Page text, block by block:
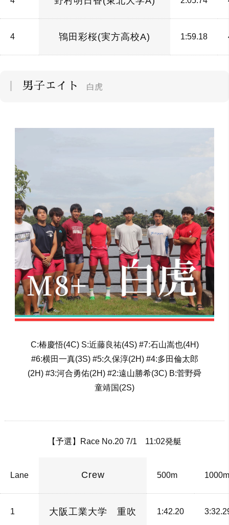
4 鴇田彩桜(実方高校A) 1:59.18
男子エイト 白虎
C:椿慶悟(4C) S:近藤良祐(4S) #7:石山嵩也(4H)
#6:横田一真(3S) #5:久保淳(2H) #4:多田倫太郎
(2H) #3:河合勇佑(2H) #2:遠山勝希(3C) B:菅野舜
童靖国(2S)
【予選】Race No.20 7/1 11:02発艇
Lane Crew 500m 1000m
1 大阪工業大学 重吹 1:42.20